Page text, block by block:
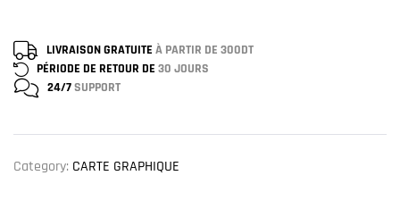
LIVRAISON GRATUITE À PARTIR DE 300DT
PÉRIODE DE RETOUR DE 30 JOURS
24/7SUPPORT
Category: CARTE GRAPHIQUE